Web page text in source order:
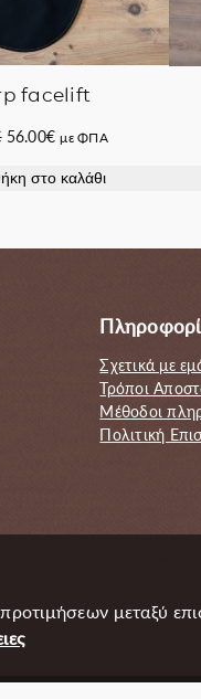
facelift
Original
was:
56.00€Η
τιμή
με ΦΠΑ
στο καλάθι
Σχετικά με
Τρόποι
Μέθοδοι
Πολιτική
μεταξύ